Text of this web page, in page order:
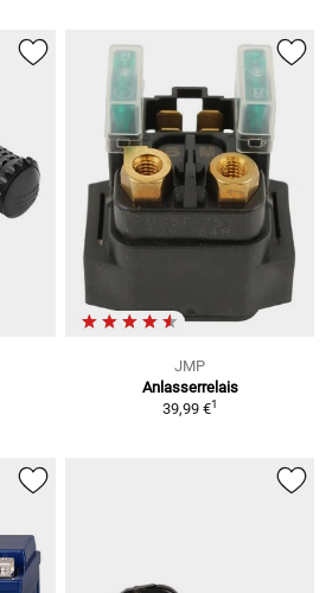
JMP
Anlasserrelais
39,99 €1